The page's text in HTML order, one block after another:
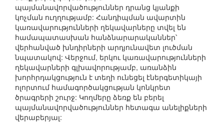
պայմանավորվածություններ դրանց կյանքի
կոչման ուղղությամբ: Հանդիպման ավարտին
կառավարությունների ղեկավարները տվել են
համապատասխան հանձնարարականներ՝
վերհանված խնդիրների արդյունավետ լուծման
նպատակով: Վերջում, երկու կառավարությունների
ղեկավարների գլխավորությամբ, առանձին
խորհրդակցություն է տեղի ունեցել էներգետիկայի
ոլորտում համագործակցության կոնկրետ
ծրագրերի շուրջ: Կողմերը ձեռք են բերել
պայմանավորվածություններ հետագա անելիքների
վերաբերյալ: